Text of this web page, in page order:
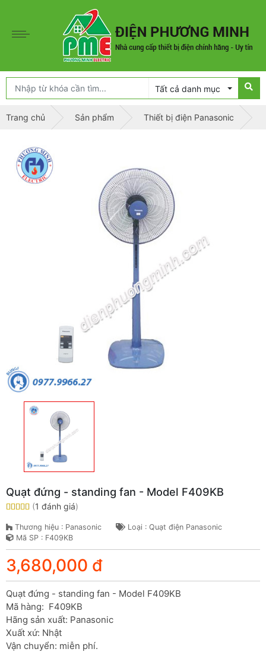
Tất cả danh mục
Trang chủ Sản phẩm Thiết bị điện Panasonic
Quạt đứng - standing fan - Model F409KB
(1 đánh giá)
Thương hiệu : Panasonic
Loại : Quạt điện Panasonic
Mã SP : F409KB
3,680,000 đ
Quạt đứng - standing fan - Model F409KB
Mã hàng:  F409KB
Hãng sản xuất: Panasonic
Xuất xứ: Nhật
Vận chuyển: miễn phí.